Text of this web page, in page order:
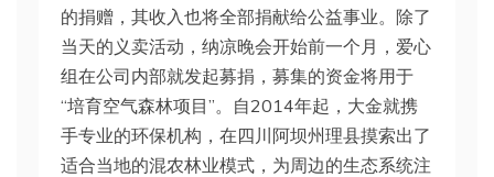
的捐赠，其收入也将全部捐献给公益事业。除了
当天的义卖活动，纳凉晚会开始前一个月，爱心
组在公司内部就发起募捐，募集的资金将用于
“培育空气森林项目”。自2014年起，大金就携
手专业的环保机构，在四川阿坝州理县摸索出了
适合当地的混农林业模式，为周边的生态系统注